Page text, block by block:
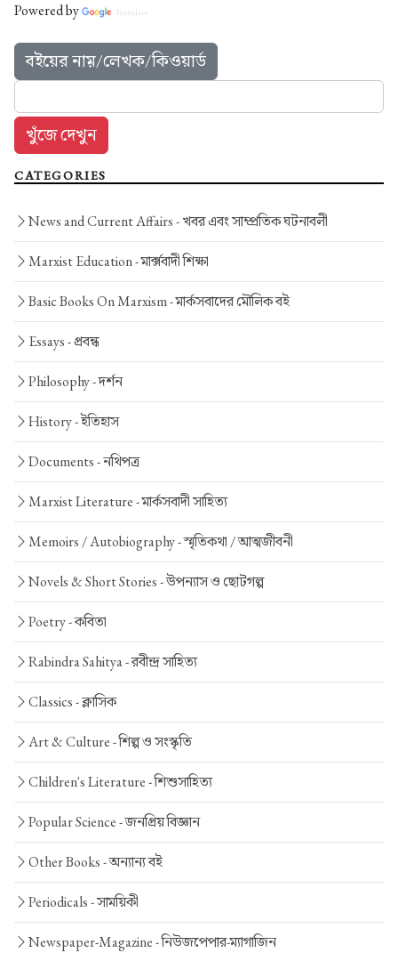
Powered by Translate
বইয়ের নাম়/লেখক/কিওয়ার্ড
CATEGORIES
News and Current Affairs -খবর এবং সাম্প্রতিক ঘটনাবলী
Marxist Education -মার্ক্সবাদী শিক্ষা
Basic Books On Marxism -মার্কসবাদের মৌলিক বই
Essays -প্রবন্ধ
Philosophy -দর্শন
History -ইতিহাস
Documents -নথিপত্র
Marxist Literature -মার্কসবাদী সাহিত্য
Memoirs / Autobiography -স্মৃতিকথা / আত্মজীবনী
Novels & Short Stories -উপন্যাস ও ছোটগল্প
Poetry -কবিতা
Rabindra Sahitya -রবীন্দ্র সাহিত্য
Classics -ক্লাসিক
Art & Culture -শিল্প ও সংস্কৃতি
Children's Literature -শিশুসাহিত্য
Popular Science -জনপ্রিয় বিজ্ঞান
Other Books -অন্যান্য বই
Periodicals -সাময়িকী
Newspaper-Magazine -নিউজপেপার-ম্যাগাজিন